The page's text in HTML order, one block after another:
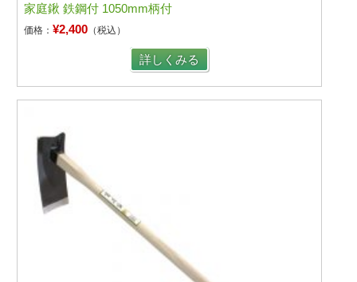
家庭鍬 鉄鋼付 1050mm柄付
価格：¥2,400 （税込）
詳しくみる